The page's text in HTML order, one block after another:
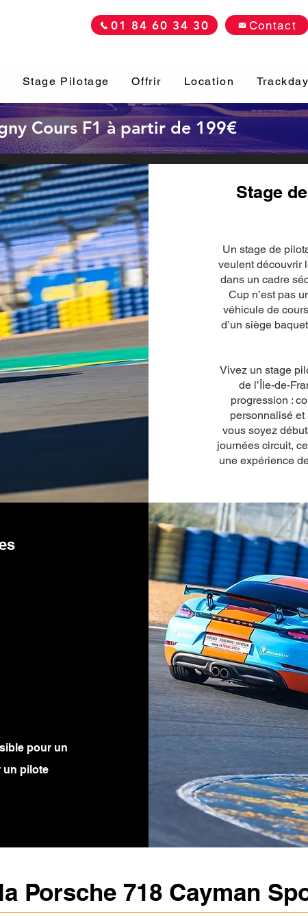
01 84 60 34 30 Contact
Stage Pilotage Offrir Location
Cours F1 à partir de 199€
Stage
Un stage de
veulent découvrir
dans un cadre
Cup n’est pas
véhicule de
d’un siège
Vivez un stage
de l’Île-de-
progression :
personnalisé et
vous soyez
journées circuit,
une expérience
pour un
un pilote
Porsche 718 Cayman